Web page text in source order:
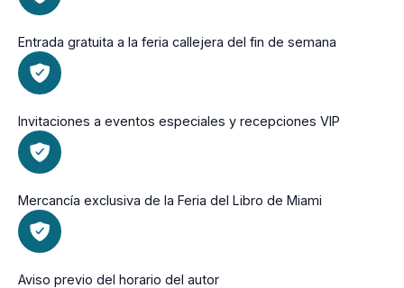
Entrada gratuita a la feria callejera del fin de semana
Invitaciones a eventos especiales y recepciones VIP
Mercancía exclusiva de la Feria del Libro de Miami
Aviso previo del horario del autor